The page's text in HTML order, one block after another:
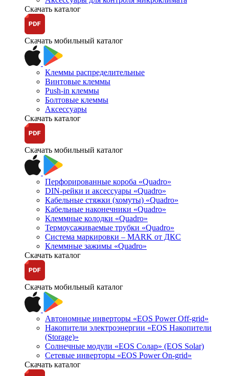
Скачать каталог
Скачать мобильный каталог
Клеммы распределительные
Винтовые клеммы
Push-in клеммы
Болтовые клеммы
Аксессуары
Скачать каталог
Скачать мобильный каталог
Перфорированные короба «Quadro»
DIN-рейки и аксессуары «Quadro»
Кабельные стяжки (хомуты) «Quadro»
Кабельные наконечники «Quadro»
Клеммные колодки «Quadro»
Термоусаживаемые трубки «Quadro»
Система маркировки – MARK от ДКС
Клеммные зажимы «Quadro»
Скачать каталог
Скачать мобильный каталог
Автономные инверторы «EOS Power Off-grid»
Накопители электроэнергии «EOS Накопители
(Storage)»
Солнечные модули «EOS Солар» (EOS Solar)
Сетевые инверторы «EOS Power On-grid»
Скачать каталог